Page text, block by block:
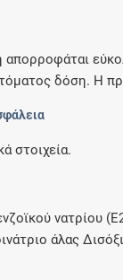
δόση. Η
στοιχεία.
νατρίου
άλας